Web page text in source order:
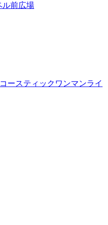
ル前広場
ースティックワンマンライ